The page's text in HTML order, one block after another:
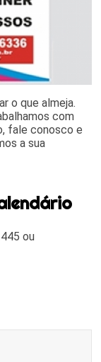
o que almeja.
com
fale conosco e
a sua
ou